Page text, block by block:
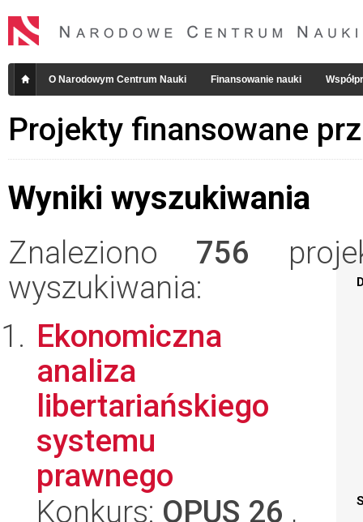
O Narodowym Centrum Nauki Finansowanie nauki
Projekty finansowane
Wyniki wyszukiwania
Znaleziono 756
wyszukiwania:
Ekonomiczna
analiza
libertariańskiego
systemu
prawnego
Konkurs: OPUS 26 ,